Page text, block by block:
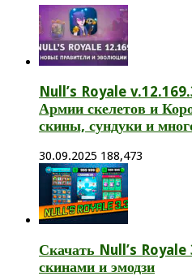
Null’s Royale
Армии скелетов и
скины, сундуки и
30.09.2025 188,473
Скачать Null’s
скинами и эмодзи